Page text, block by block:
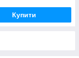
Купити